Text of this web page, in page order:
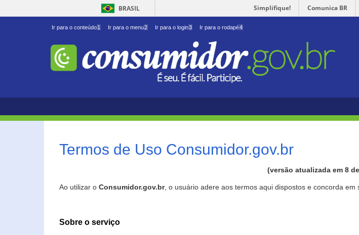
BRASIL Simplifique! Comunica BR
Ir para o conteúdo1 Ir para o menu2 Ir para o login3 Ir para o rodapé4
Termos de Uso Consumidor.gov.br
(versão atualizada em 8
Ao utilizar o Consumidor.gov.br, o usuário adere aos termos aqui dispostos e concorda
Sobre o serviço